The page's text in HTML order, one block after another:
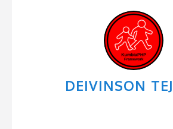
DEIVINSON